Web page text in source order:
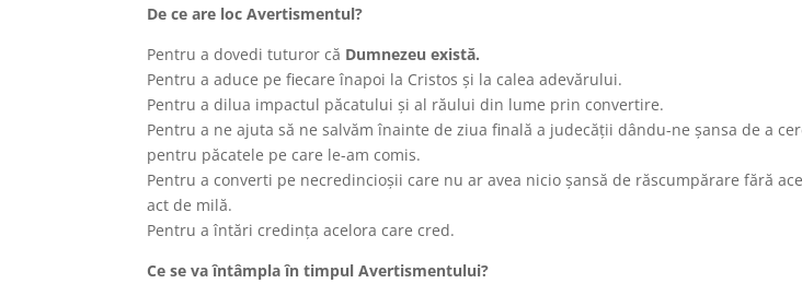
De ce are loc Avertismentul?
Pentru a dovedi tuturor că Dumnezeu există.
Pentru a aduce pe fiecare înapoi la Cristos și la calea adevărului.
Pentru a dilua impactul păcatului și al răului din lume prin convertire.
Pentru a ne ajuta să ne salvăm înainte de ziua finală a judecății dându-ne șansa de a
pentru păcatele pe care le-am comis.
Pentru a converti pe necredincioșii care nu ar avea nicio șansă de răscumpărare fără
act de milă.
Pentru a întări credința acelora care cred.
Ce se va întâmpla în timpul Avertismentului?